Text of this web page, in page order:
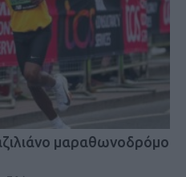
μαραθωνοδρόμο